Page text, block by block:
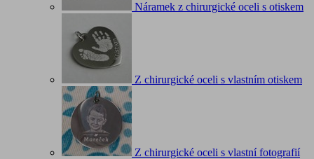
Náramek z chirurgické oceli s otiskem
Z chirurgické oceli s vlastním otiskem
Z chirurgické oceli s vlastní fotografií